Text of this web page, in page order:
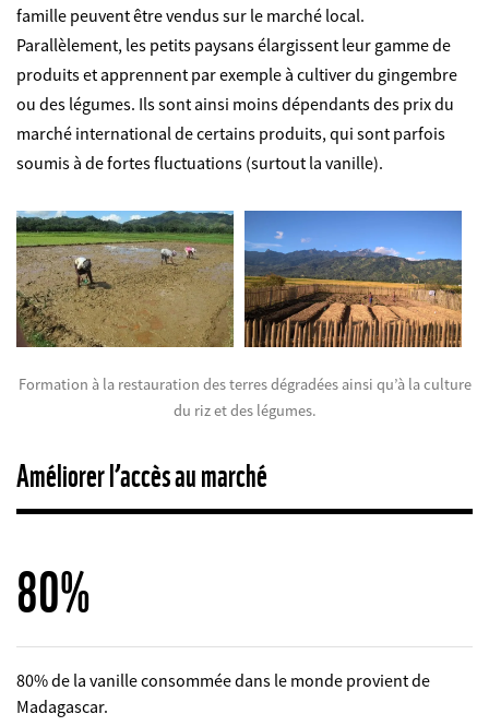
famille peuvent être vendus sur le marché local.
Parallèlement, les petits paysans élargissent leur gamme de
produits et apprennent par exemple à cultiver du gingembre
ou des légumes. Ils sont ainsi moins dépendants des prix du
marché international de certains produits, qui sont parfois
soumis à de fortes fluctuations (surtout la vanille).
Formation à la restauration des terres dégradées ainsi qu’à la culture
du riz et des légumes.
Améliorer l’accès au marché
80%
80% de la vanille consommée dans le monde provient de
Madagascar.